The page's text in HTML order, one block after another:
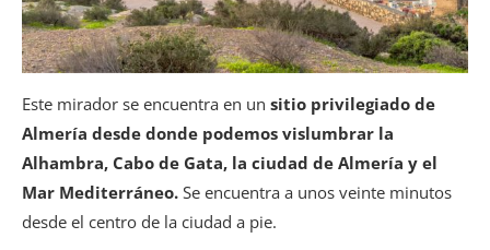
Este mirador se encuentra en un sitio privilegiado de
Almería desde donde podemos vislumbrar la
Alhambra, Cabo de Gata, la ciudad de Almería y el
Mar Mediterráneo. Se encuentra a unos veinte minutos
desde el centro de la ciudad a pie.